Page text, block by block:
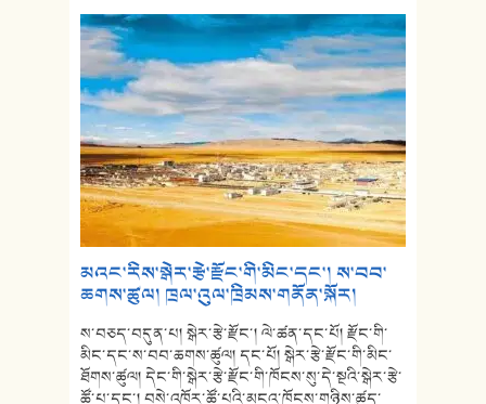
མའང་རིས་སྒེར་རྩེ་རྫོང་གི་མིང་དང་། ས་བབ་
ཆགས་ཚུལ། ཁྲལ་འུལ་ཁྲིམས་གནོན་སྐོར།
ས་བཅད་བདུན་པ། སྒེར་རྩེ་རྫོང་། ལེ་ཚན་དང་པོ། རྫོང་གི་
མིང་དང་ས་བབ་ཆགས་ཚུལ། དང་པོ། སྒེར་རྩེ་རྫོང་གི་མིང་
ཐོགས་ཚུལ། དེང་གི་སྒེར་རྩེ་རྫོང་གི་ཁོངས་སུ་དེ་སྔའི་སྒེར་རྩེ་
ཚོ་པ་དང་། བསེ་འཁོར་ཚོ་པའི་མངའ་ཁོངས་གཉིས་ཚུད་